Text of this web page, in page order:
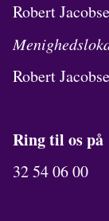
Robert
Robert
Ring til os på
32 54 06 00